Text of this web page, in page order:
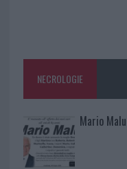
NECROLOGIE
Mario Malu